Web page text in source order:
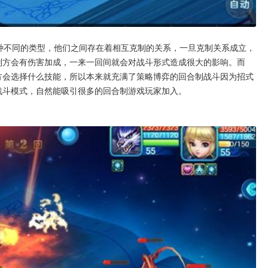
同的类型，他们之间存在着相互克制的关系，一旦克制关系成立，
会有伤害加成，一来一回间就会对战斗形式造成很大的影响。而
选择什么技能，所以本来就充满了策略博弈的回合制战斗因为招式
模式，自然能吸引很多的回合制游戏玩家加入。